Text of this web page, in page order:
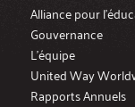
Alliance pour
Gouvernance
L’équipe
United Way
Rapports Annuels